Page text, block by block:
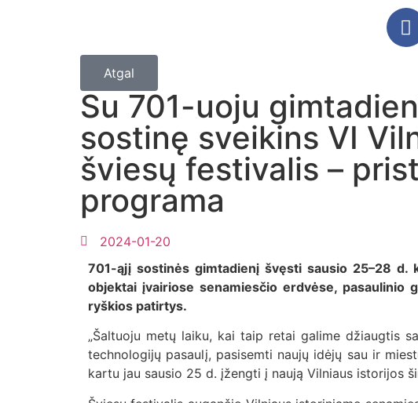
Atgal
Su 701-uoju
sostinę sveikins VI
šviesų festivalis –
programa
2024-01-20
701-ąjį sostinės gimtadienį švęsti sausio 25–28 d.
objektai įvairiose senamiesčio erdvėse,
ryškios patirtys.
„Šaltuoju metų laiku, kai taip retai galime džiaugtis
technologijų pasaulį, pasisemti naujų idėjų sau ir
kartu jau sausio 25 d. įžengti į naują Vilniaus istorijos